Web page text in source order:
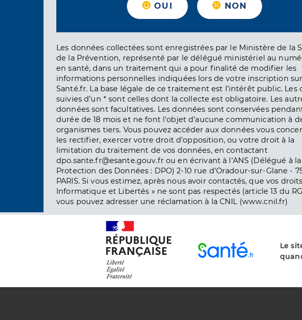
OUI NON
Les données collectées sont enregistrées par le Ministère de la
de la Prévention, représenté par le délégué ministériel au
en santé, dans un traitement qui a pour finalité de modifier les
informations personnelles indiquées lors de votre inscription
Santé.fr. La base légale de ce traitement est l’intérêt public. Les
suivies d’un * sont celles dont la collecte est obligatoire. Les
données sont facultatives. Les données sont conservées
durée de 18 mois et ne font l’objet d’aucune communication à
organismes tiers. Vous pouvez accéder aux données vous
les rectifier, exercer votre droit d’opposition, ou votre droit à la
limitation du traitement de vos données, en contactant
dpo.sante.fr@esante.gouv.fr ou en écrivant à l’ANS (Délégué à la
Protection des Données : DPO) 2-10 rue d'Oradour-sur-Glane -
PARIS. Si vous estimez, après nous avoir contactés, que vos
Informatique et Libertés » ne sont pas respectés (article 13 du
vous pouvez adresser une réclamation à la CNIL (www.cnil.fr)
Le